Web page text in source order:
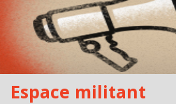
Francisation de l'Administration
Recueil de bonnes pratiques
Secteurs d'activité
Espace militant